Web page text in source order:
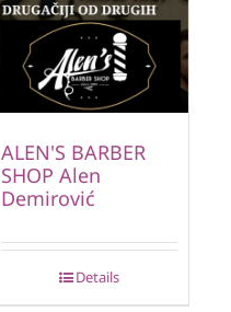
ALEN'S BARBER
SHOP Alen
Demirović
Details